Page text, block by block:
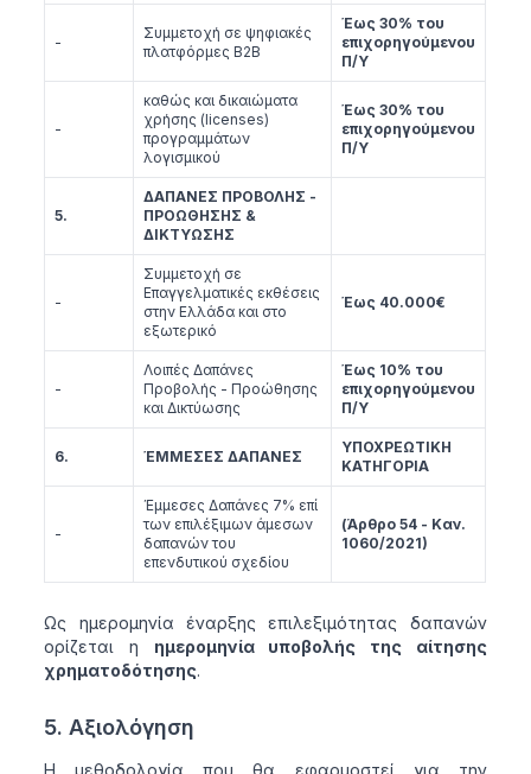
-
Συμμετοχή σε ψηφιακές
πλατφόρμες B2B
Έως 30% του
επιχορηγούμενου
Π/Υ
-
καθώς και δικαιώματα
χρήσης (licenses)
προγραμμάτων
λογισμικού
Έως 30% του
επιχορηγούμενου
Π/Υ
5.
ΔΑΠΑΝΕΣ ΠΡΟΒΟΛΗΣ -
ΠΡΟΩΘΗΣΗΣ &
ΔΙΚΤΥΩΣΗΣ
-
Συμμετοχή σε
Επαγγελματικές εκθέσεις
στην Ελλάδα και στο
εξωτερικό
Έως 40.000€
-
Λοιπές Δαπάνες
Προβολής - Προώθησης
και Δικτύωσης
Έως 10% του
επιχορηγούμενου
Π/Υ
6. ΈΜΜΕΣΕΣ ΔΑΠΑΝΕΣ
ΥΠΟΧΡΕΩΤΙΚΗ
ΚΑΤΗΓΟΡΙΑ
-
Έμμεσες Δαπάνες 7% επί
των επιλέξιμων άμεσων
δαπανών του
επενδυτικού σχεδίου
(Άρθρο 54 - Καν.
1060/2021)
Ως ημερομηνία έναρξης επιλεξιμότητας δαπανών
ορίζεται η ημερομηνία υποβολής της αίτησης
χρηματοδότησης.
5. Αξιολόγηση
Η μεθοδολογία που θα εφαρμοστεί για την